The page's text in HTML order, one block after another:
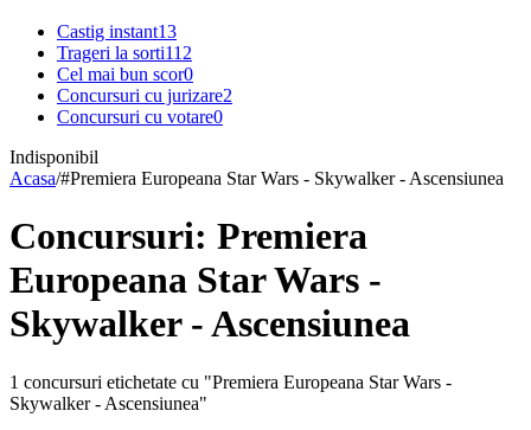
Castig instant13
Trageri la sorti112
Cel mai bun scor0
Concursuri cu jurizare2
Concursuri cu votare0
Indisponibil
Acasa/#Premiera Europeana Star Wars - Skywalker - Ascensiunea
Concursuri: Premiera
Europeana Star Wars -
Skywalker - Ascensiunea
1 concursuri etichetate cu "Premiera Europeana Star Wars -
Skywalker - Ascensiunea"